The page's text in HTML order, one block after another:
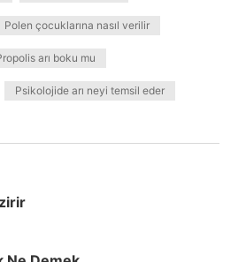
Polen çocuklarına nasıl verilir
arı boku mu
Psikolojide arı neyi temsil eder